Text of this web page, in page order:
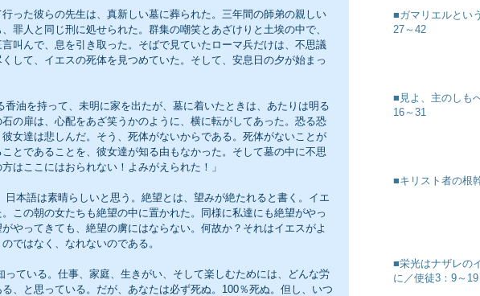
った彼らの先生は、真新しい墓に葬られた。三年間の師弟の親しい
罪人と同じ刑に処せられた。群集の嘲笑とあざけりと土埃の中で、
叫んで、息を引き取った。そばで見ていたローマ兵だけは、不思議
して、イエスの死体を見つめていた。そして、安息日の夕が始まっ
の扉は、心配をあざ笑うかのように、横に転がしてあった。恐る恐
女達は悲しんだ。そう、死体がないからである。死体がないことが
とであることを、彼女達が知る由もなかった。そして墓の中に不思
はここにはおられない！よみがえられた！」
この朝の女たちも絶望の中に置かれた。同様に私達にも絶望がやっ
やってきても、絶望の虜にはならない。何故か？それはイエスがよ
ではなく、なれないのである。
、と思っている。だが、あなたは必ず死ぬ。100％死ぬ。但し、いつ
■ガマリエルとい
27～42
■見よ、主のしも
16～31
■キリスト者の根
■栄光はナザレの
に／使徒3：9～19